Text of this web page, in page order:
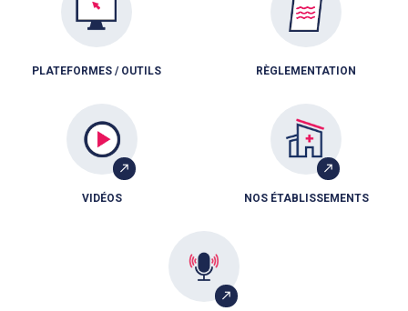
PLATEFORMES / OUTILS RÈGLEMENTATION
VIDÉOS NOS ÉTABLISSEMENTS